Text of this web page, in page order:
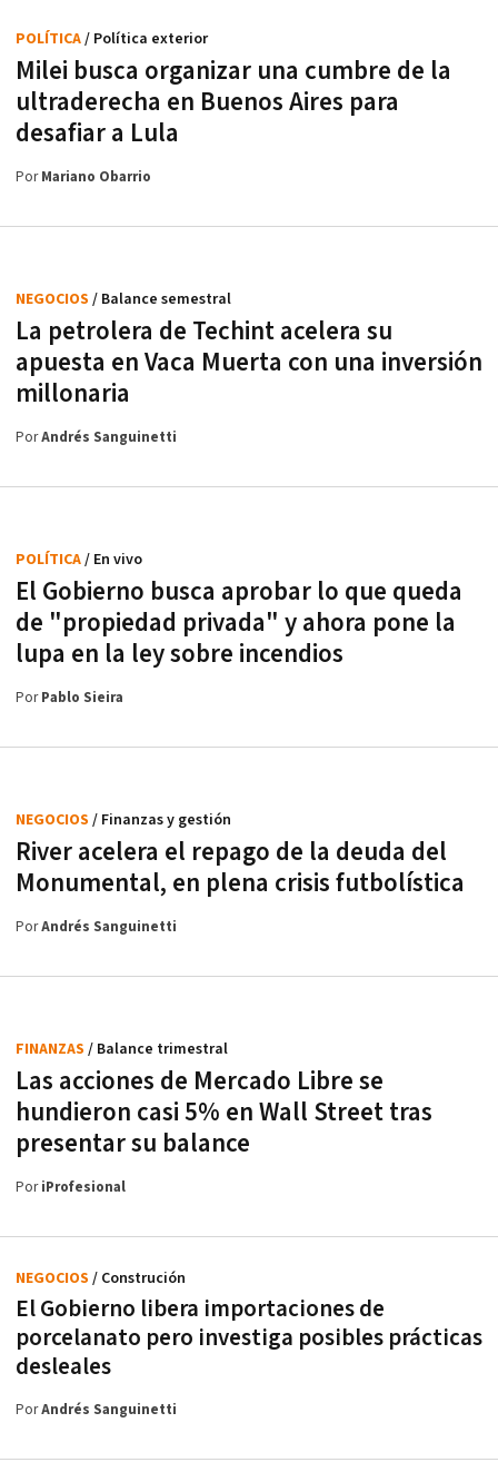
Milei busca organizar una cumbre de la
ultraderecha en Buenos Aires para
desafiar a Lula
POLÍTICA/ Política exterior
PorMariano Obarrio
La petrolera de Techint acelera su
apuesta en Vaca Muerta con una inversión
millonaria
NEGOCIOS / Balance semestral
PorAndrés Sanguinetti
El Gobierno busca aprobar lo que queda
de "propiedad privada" y ahora pone la
lupa en la ley sobre incendios
POLÍTICA/ En vivo
PorPablo Sieira
River acelera el repago de la deuda del
Monumental, en plena crisis futbolística
NEGOCIOS / Finanzas y gestión
PorAndrés Sanguinetti
Las acciones de Mercado Libre se
hundieron casi 5% en Wall Street tras
presentar su balance
FINANZAS / Balance trimestral
PoriProfesional
El Gobierno libera importaciones de
porcelanato pero investiga posibles prácticas
desleales
NEGOCIOS / Construción
PorAndrés Sanguinetti